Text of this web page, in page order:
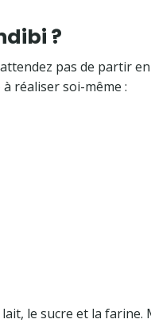
?
pas de partir
réaliser soi-même :
le sucre et la